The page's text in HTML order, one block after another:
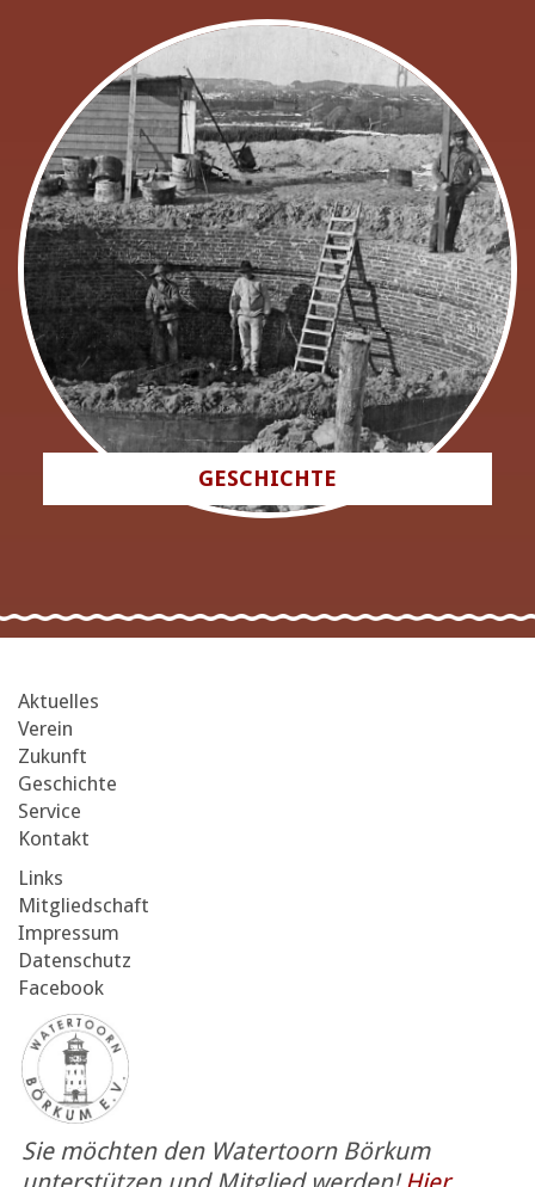
GESCHICHTE
Aktuelles
Verein
Zukunft
Geschichte
Service
Kontakt
Links
Mitgliedschaft
Impressum
Datenschutz
Facebook
Sie möchten den Watertoorn Börkum